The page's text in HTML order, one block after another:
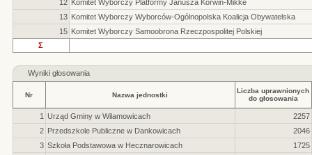
12 Komitet Wyborczy Platformy Janusza Korwin-Mikke
13 Komitet Wyborczy Wyborców-Ogólnopolska Koalicja Obywatelska
15 Komitet Wyborczy Samoobrona Rzeczpospolitej Polskiej
Σ
Wyniki głosowania
Nr Nazwa jednostki
Liczba uprawnionych
do głosowania
1 Urząd Gminy w Wilamowicach
2257
2 Przedszkole Publiczne w Dankowicach
2046
3 Szkoła Podstawowa w Hecznarowicach
1725